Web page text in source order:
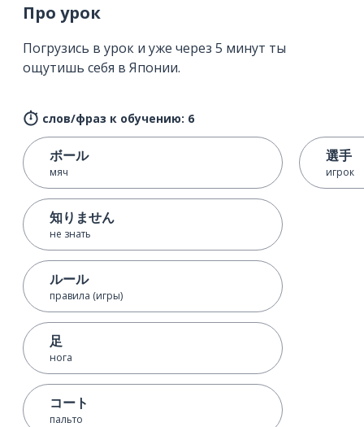
Про урок
Погрузись в урок и уже через 5 минут ты
ощутишь себя в Японии.
слов/фраз к обучению: 6
ボール
мяч
知りません
не знать
ルール
правила (игры)
足
нога
コート
пальто
選手
игрок